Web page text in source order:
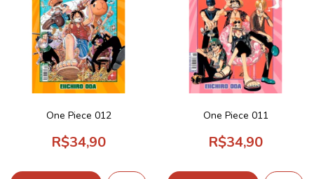
One Piece 012
R$34,90
One Piece 011
R$34,90